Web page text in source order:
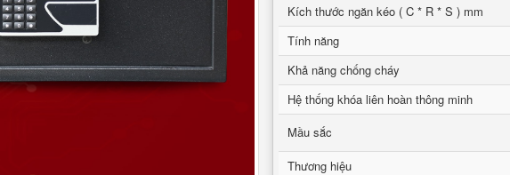
Kích thước ngăn kéo ( C * R * S ) mm
Tính năng
Khả năng chống cháy
Hệ thống khóa liên hoàn thông minh
Mầu sắc
Thương hiệu